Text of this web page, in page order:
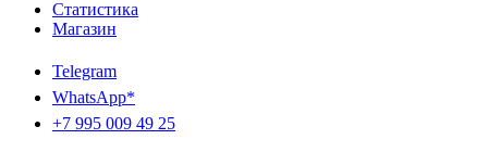
Статистика
Магазин
Telegram
WhatsApp*
+7 995 009 49 25